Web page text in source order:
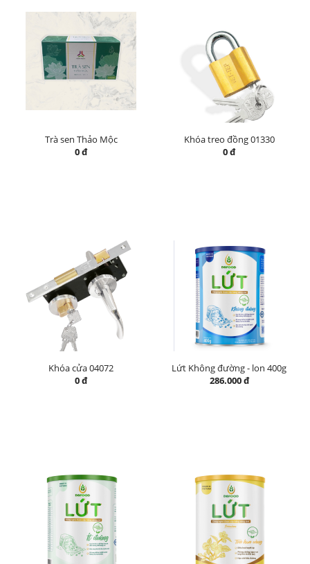
Trà sen Thảo Mộc
0 đ
Khóa treo đồng 01330
0 đ
Khóa cửa 04072
0 đ
Lứt Không đường - lon 400g
286.000 đ